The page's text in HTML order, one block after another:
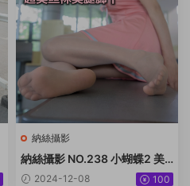
納絲攝影
納絲攝影 NO.238 小蝴蝶2 美
腿絲襪太好 [73P+545M]
2024-12-08 100